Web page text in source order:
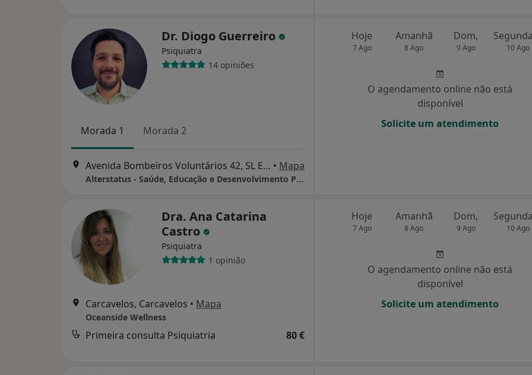
Dr. Diogo Guerreiro
Psiquiatra
14 opiniões
Morada 1 Morada 2
Avenida Bombeiros Voluntários 42, SL Esq, Algés • Mapa
Alterstatus - Saúde, Educação e Desenvolvimento Pessoal
Hoje
7 Ago
Amanhã
8 Ago
Dom,
9 Ago 10 Ago
O agendamento online não está
disponível
Solicite um atendimento
Dra. Ana Catarina
Castro
Psiquiatra
1 opinião
Carcavelos, Carcavelos • Mapa
Oceanside Wellness
Primeira consulta Psiquiatria 80 €
Hoje
7 Ago
Amanhã
8 Ago
Dom,
9 Ago 10 Ago
O agendamento online não está
disponível
Solicite um atendimento